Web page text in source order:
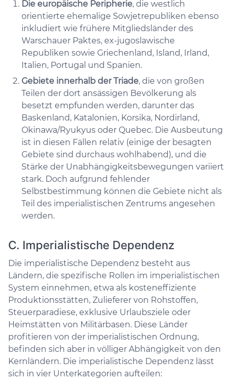
Die europäische Peripherie, die westlich
orientierte ehemalige Sowjetrepubliken ebenso
inkludiert wie frühere Mitgliedsländer des
Warschauer Paktes, ex-jugoslawische
Republiken sowie Griechenland, Island, Irland,
Italien, Portugal und Spanien.
Gebiete innerhalb der Triade, die von großen
Teilen der dort ansässigen Bevölkerung als
besetzt empfunden werden, darunter das
Baskenland, Katalonien, Korsika, Nordirland,
Okinawa/Ryukyus oder Quebec. Die Ausbeutung
ist in diesen Fällen relativ (einige der besagten
Gebiete sind durchaus wohlhabend), und die
Stärke der Unabhängigkeitsbewegungen variiert
stark. Doch aufgrund fehlender
Selbstbestimmung können die Gebiete nicht als
Teil des imperialistischen Zentrums angesehen
werden.
C. Imperialistische Dependenz
Die imperialistische Dependenz besteht aus
Ländern, die spezifische Rollen im imperialistischen
System einnehmen, etwa als kosteneffiziente
Produktionsstätten, Zulieferer von Rohstoffen,
Steuerparadiese, exklusive Urlaubsziele oder
Heimstätten von Militärbasen. Diese Länder
profitieren von der imperialistischen Ordnung,
befinden sich aber in völliger Abhängigkeit von den
Kernländern. Die imperialistische Dependenz lässt
sich in vier Unterkategorien aufteilen: